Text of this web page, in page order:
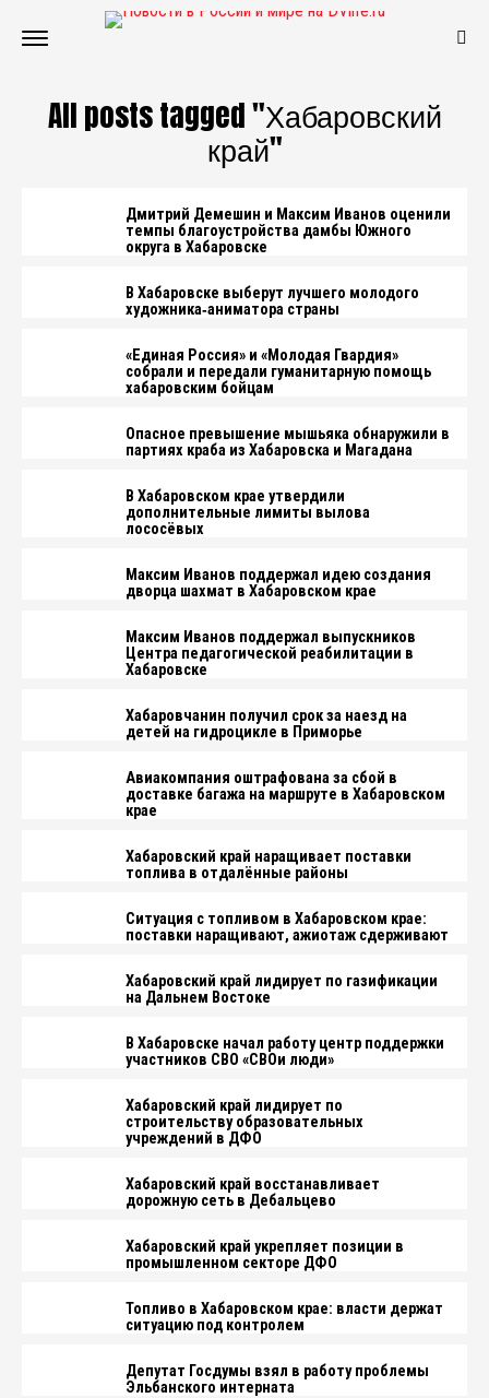
All posts tagged "Хабаровский
край"
Дмитрий Демешин и Максим Иванов оценили
темпы благоустройства дамбы Южного
округа в Хабаровске
В Хабаровске выберут лучшего молодого
художника‑аниматора страны
«Единая Россия» и «Молодая Гвардия»
собрали и передали гуманитарную помощь
хабаровским бойцам
Опасное превышение мышьяка обнаружили в
партиях краба из Хабаровска и Магадана
В Хабаровском крае утвердили
дополнительные лимиты вылова
лососёвых
Максим Иванов поддержал идею создания
дворца шахмат в Хабаровском крае
Максим Иванов поддержал выпускников
Центра педагогической реабилитации в
Хабаровске
Хабаровчанин получил срок за наезд на
детей на гидроцикле в Приморье
Авиакомпания оштрафована за сбой в
доставке багажа на маршруте в Хабаровском
крае
Хабаровский край наращивает поставки
топлива в отдалённые районы
Ситуация с топливом в Хабаровском крае:
поставки наращивают, ажиотаж сдерживают
Хабаровский край лидирует по газификации
на Дальнем Востоке
В Хабаровске начал работу центр поддержки
участников СВО «СВОи люди»
Хабаровский край лидирует по
строительству образовательных
учреждений в ДФО
Хабаровский край восстанавливает
дорожную сеть в Дебальцево
Хабаровский край укрепляет позиции в
промышленном секторе ДФО
Топливо в Хабаровском крае: власти держат
ситуацию под контролем
Депутат Госдумы взял в работу проблемы
Эльбанского интерната